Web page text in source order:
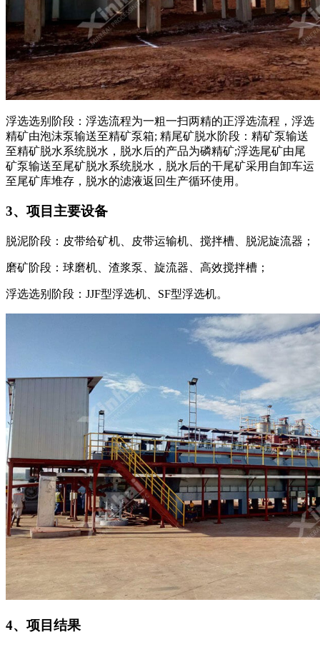
浮选选别阶段：浮选流程为一粗一扫两精的正浮选流程，浮选
精矿由泡沫泵输送至精矿泵箱; 精尾矿脱水阶段：精矿泵输送
至精矿脱水系统脱水，脱水后的产品为磷精矿;浮选尾矿由尾
矿泵输送至尾矿脱水系统脱水，脱水后的干尾矿采用自卸车运
至尾矿库堆存，脱水的滤液返回生产循环使用。
3、项目主要设备
脱泥阶段：皮带给矿机、皮带运输机、搅拌槽、脱泥旋流器；
磨矿阶段：球磨机、渣浆泵、旋流器、高效搅拌槽；
浮选选别阶段：JJF型浮选机、SF型浮选机。
4、项目结果